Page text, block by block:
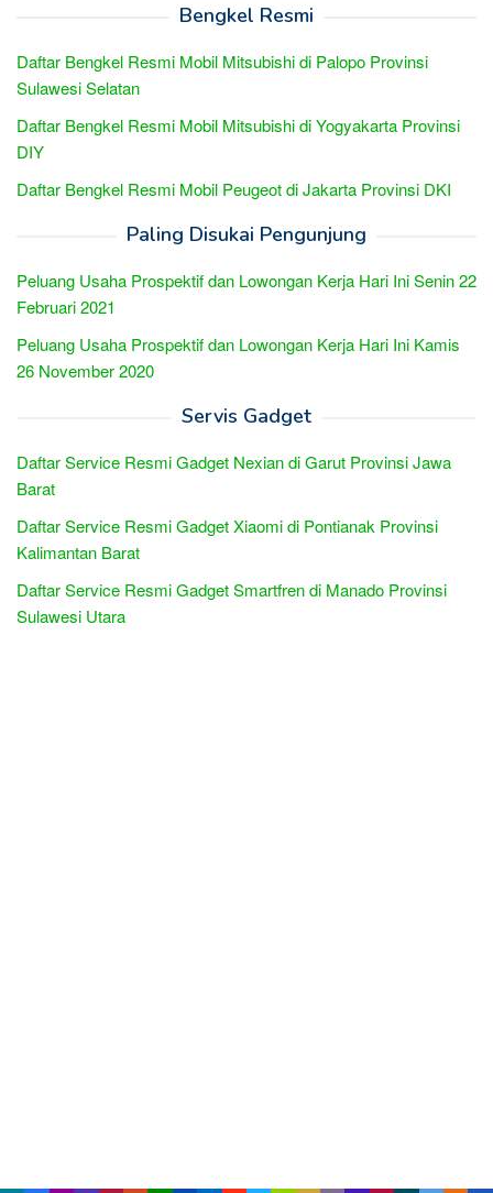
Bengkel Resmi
Daftar Bengkel Resmi Mobil Mitsubishi di Palopo Provinsi
Sulawesi Selatan
Daftar Bengkel Resmi Mobil Mitsubishi di Yogyakarta Provinsi
DIY
Daftar Bengkel Resmi Mobil Peugeot di Jakarta Provinsi DKI
Paling Disukai Pengunjung
Peluang Usaha Prospektif dan Lowongan Kerja Hari Ini Senin 22
Februari 2021
Peluang Usaha Prospektif dan Lowongan Kerja Hari Ini Kamis
26 November 2020
Servis Gadget
Daftar Service Resmi Gadget Nexian di Garut Provinsi Jawa
Barat
Daftar Service Resmi Gadget Xiaomi di Pontianak Provinsi
Kalimantan Barat
Daftar Service Resmi Gadget Smartfren di Manado Provinsi
Sulawesi Utara